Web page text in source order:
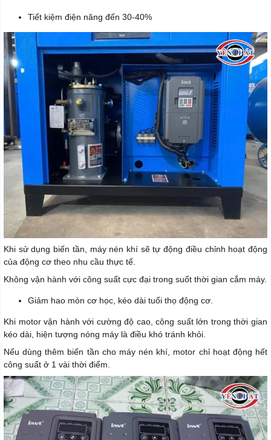
Tiết kiệm điện năng đến 30-40%
Khi sử dụng biến tần, máy nén khí sẽ tự động điều chỉnh hoạt động
của động cơ theo nhu cầu thực tế.
Không vận hành với công suất cực đại trong suốt thời gian cắm máy.
Giảm hao mòn cơ học, kéo dài tuổi thọ động cơ.
Khi motor vận hành với cường độ cao, công suất lớn trong thời gian
kéo dài, hiện tượng nóng máy là điều khó tránh khỏi.
Nếu dùng thêm biến tần cho máy nén khí, motor chỉ hoạt động hết
công suất ở 1 vài thời điểm.